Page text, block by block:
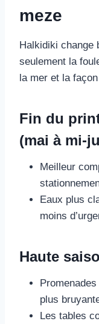
meze
Halkidiki change
seulement la
la mer et la
Fin du
(mai à mi-
Meilleur
Eaux plus
moins
Haute
plus
Les tables